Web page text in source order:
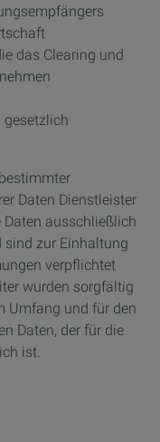
das Clearing und
gesetzlich
Daten Dienstleister
Daten ausschließlich
sind zur Einhaltung
verpflichtet
wurden sorgfältig
Umfang und für den
Daten, der für die
ist.